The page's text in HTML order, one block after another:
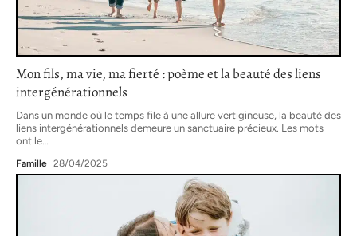
Mon fils, ma vie, ma fierté : poème et la beauté des liens
intergénérationnels
Dans un monde où le temps file à une allure vertigineuse, la beauté des
liens intergénérationnels demeure un sanctuaire précieux. Les mots
ont le
Famille 28/04/2025